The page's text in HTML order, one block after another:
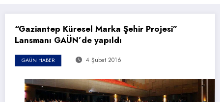
“Gaziantep Küresel Marka Şehir Projesi”
Lansmanı GAÜN’de yapıldı
GAÜN HABER 4 Şubat 2016